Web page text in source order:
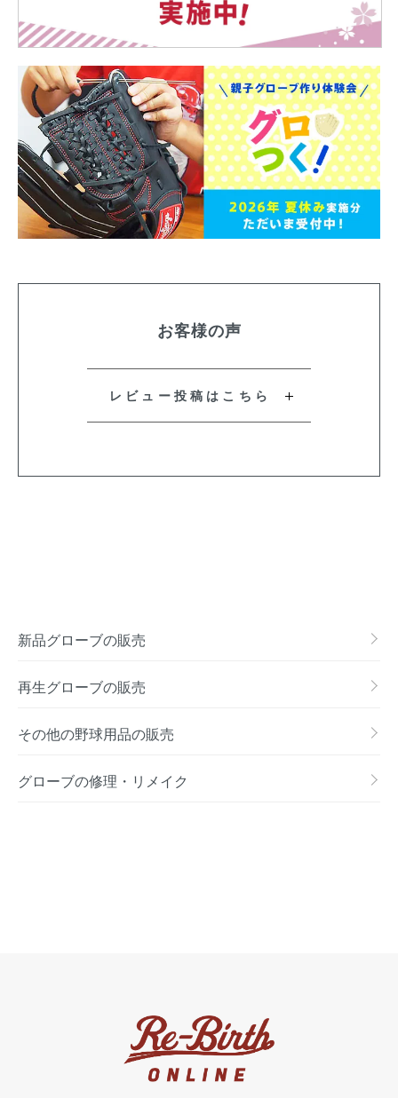
お客様の声
レビュー投稿はこちら
新品グローブの販売
再生グローブの販売
その他の野球用品の販売
グローブの修理・リメイク